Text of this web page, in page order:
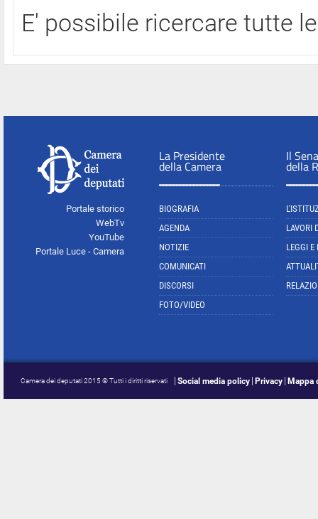
E' possibile ricercare tutte
Portale storico
WebTv
YouTube
Portale Luce - Camera
La Presidente
della Camera
BIOGRAFIA
AGENDA
NOTIZIE
COMUNICATI
DISCORSI
FOTO/VIDEO
Il
della
LAVORI
LEGGI E
Camera dei deputati 2015 © Tutti i diritti riservati Social media policy Privacy Mappa